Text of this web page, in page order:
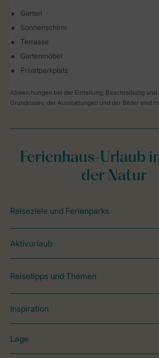
Garten
Sonnenschirm
Terrasse
Gartenmöbel
Privatparkplatz
Abweichungen bei der Einteilung, Beschreibung und
Grundrisses, der Ausstattungen und der Bilder sind
Ferienhaus-Urlaub
der Natur
Reiseziele und Ferienparks
Aktivurlaub
Reisetipps und Themen
Inspiration
Lage